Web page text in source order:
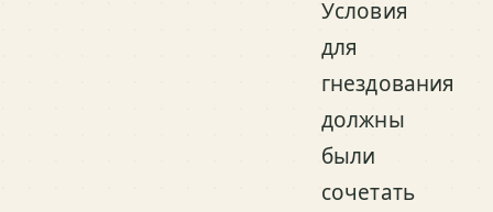
Условия
для
гнездования
должны
были
сочетать